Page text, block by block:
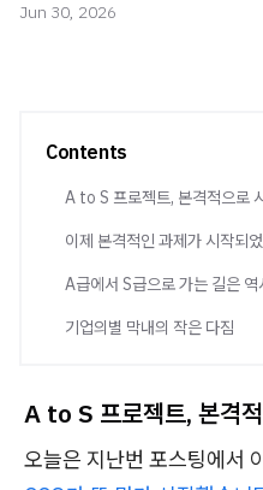
Jun 30, 2026
Contents
A to S 프로젝트, 본격적으로
이제 본격적인 과제가 시작되
A급에서 S급으로 가는 길은
기업의별 막내의 작은 다짐
A to S 프로젝트, 본격
오늘은 지난번 포스팅에서